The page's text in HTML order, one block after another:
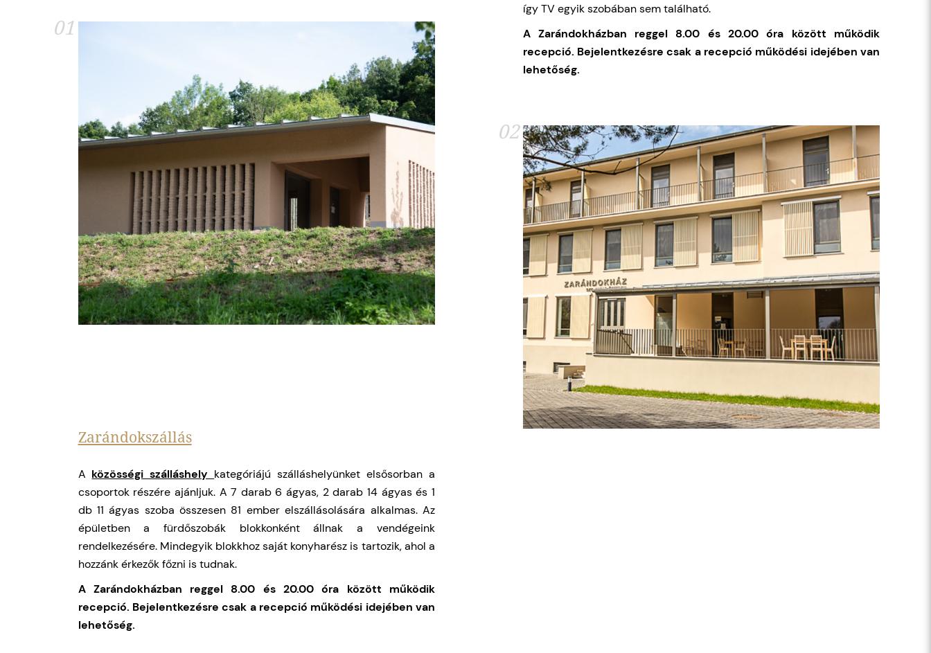
01
így TV egyik szobában sem található.
A Zarándokházban reggel 8.00 és 20.00 óra között működik
recepció. Bejelentkezésre csak a recepció működési idejében van
lehetőség.
02
Zarándokszállás
A közösségi szálláshely kategóriájú szálláshelyünket elsősorban a
csoportok részére ajánljuk. A 7 darab 6 ágyas, 2 darab 14 ágyas és 1
db 11 ágyas szoba összesen 81 ember elszállásolására alkalmas. Az
épületben a fürdőszobák blokkonként állnak a vendégeink
rendelkezésére. Mindegyik blokkhoz saját konyharész is tartozik, ahol a
hozzánk érkezők főzni is tudnak.
A Zarándokházban reggel 8.00 és 20.00 óra között működik
recepció. Bejelentkezésre csak a recepció működési idejében van
lehetőség.